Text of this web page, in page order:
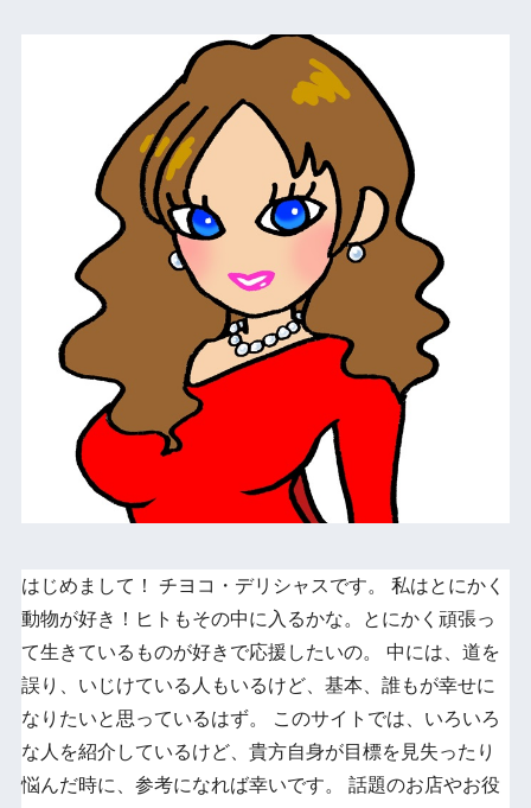
はじめまして！ チヨコ・デリシャスです。 私はとにかく
動物が好き！ヒトもその中に入るかな。とにかく頑張っ
て生きているものが好きで応援したいの。 中には、道を
誤り、いじけている人もいるけど、基本、誰もが幸せに
なりたいと思っているはず。 このサイトでは、いろいろ
な人を紹介しているけど、貴方自身が目標を見失ったり
悩んだ時に、参考になれば幸いです。 話題のお店やお役